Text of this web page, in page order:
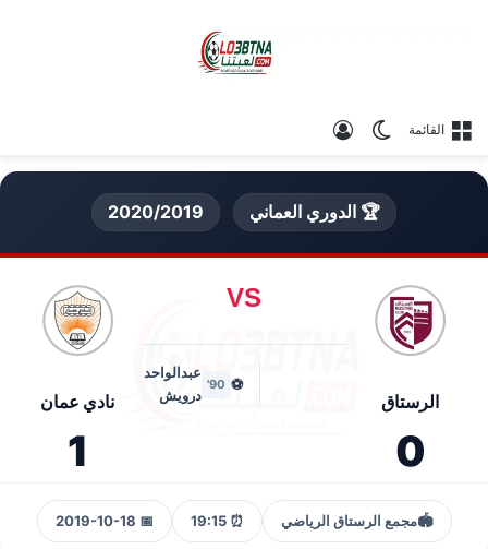
القائمة الوضع المظلم
🏆 الدوري العماني 2020/2019
الرستاق
0
VS
⚽
90'
عبدالواحد
درويش
نادي عمان
1
🏟️مجمع الرستاق الرياضي ⏰ 19:15
📅 2019-10-18